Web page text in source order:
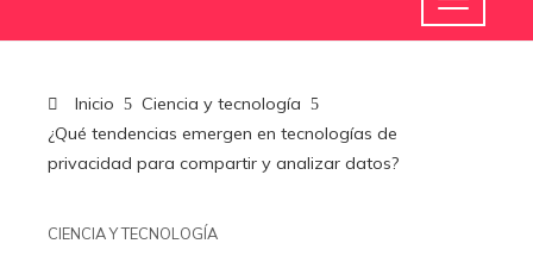
Inicio
Ciencia y tecnología
¿Qué tendencias emergen en tecnologías de
privacidad para compartir y analizar datos?
CIENCIA Y TECNOLOGÍA